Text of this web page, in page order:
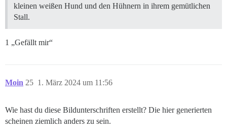
kleinen weißen Hund und den Hühnern in ihrem gemütlichen
Stall.
1 „Gefällt mir“
Moin 1. März 2024 um 11:56
25
Wie hast du diese Bildunterschriften erstellt? Die hier generierten
scheinen ziemlich anders zu sein.